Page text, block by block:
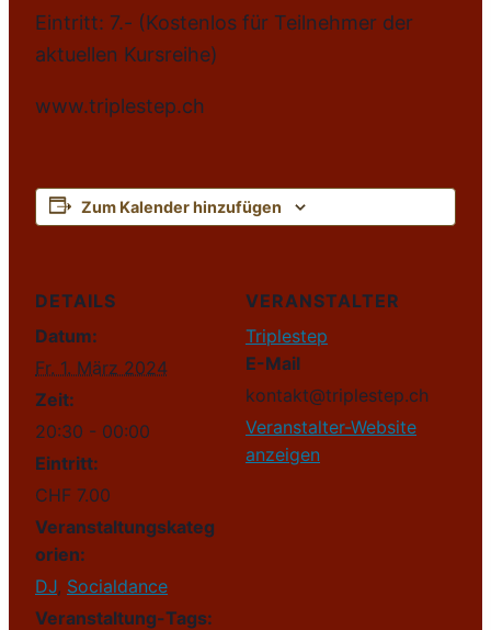
Eintritt: 7.- (Kostenlos für Teilnehmer der
aktuellen Kursreihe)
www.triplestep.ch
Zum Kalender hinzufügen
DETAILS
Datum:
Fr. 1. März 2024
Zeit:
20:30 - 00:00
Eintritt:
CHF 7.00
Veranstaltungskateg
orien:
DJ, Socialdance
Veranstaltung-Tags:
VERANSTALTER
Triplestep
E-Mail
kontakt@triplestep.ch
Veranstalter-Website
anzeigen